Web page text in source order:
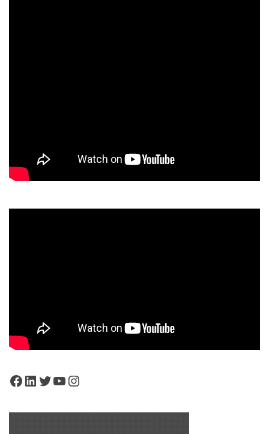
Facebook
LinkedIn
Twitter
YouTube
Instagram